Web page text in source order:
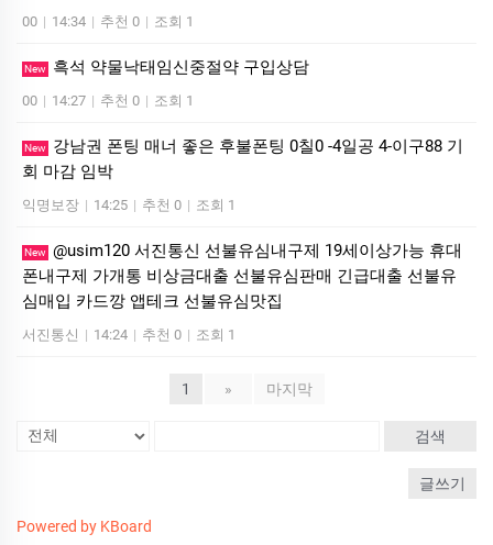
00 | 14:34 | 추천 0 | 조회 1
New 흑석 약물낙태임신중절약 구입상담
00 | 14:27 | 추천 0 | 조회 1
New
강남권 폰팅 매너 좋은 후불폰팅 0칠0 -4일공 4-이구88 기
회 마감 임박
익명보장 | 14:25 | 추천 0 | 조회 1
New @usim120 서진통신 선불유심내구제 19세이상가능 휴대
폰내구제 가개통 비상금대출 선불유심판매 긴급대출 선불유
심매입 카드깡 앱테크 선불유심맛집
서진통신 | 14:24 | 추천 0 | 조회 1
1 » 마지막
검색
글쓰기
Powered by KBoard